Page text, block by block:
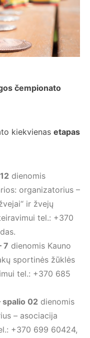
čempionato
kiekvienas etapas
dienomis
organizatorius –
ir žvejų
tel.: +370
7 dienomis Kauno
sportinės žūklės
tel.: +370 685
spalio 02 dienomis
– asociacija
+370 699 60424,